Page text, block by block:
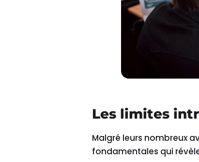
Les limites
Malgré leurs nombreux
fondamentales qui